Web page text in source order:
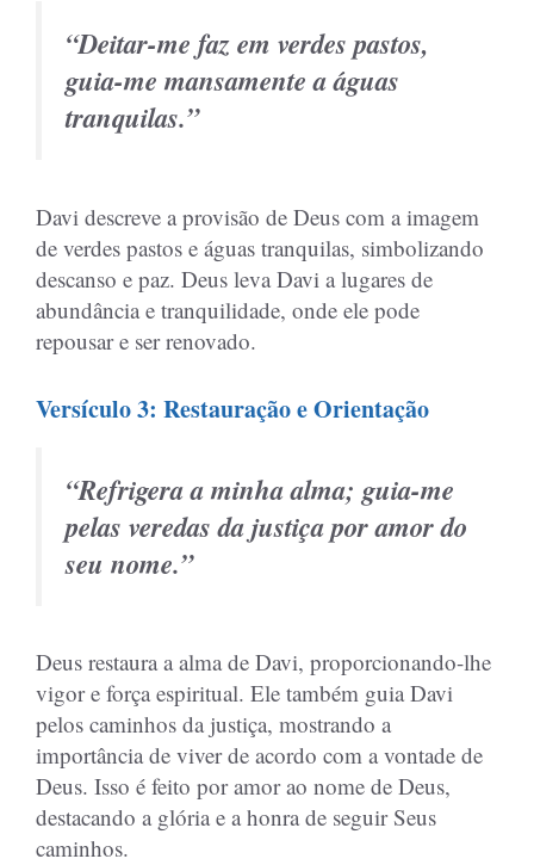
“Deitar-me faz em verdes pastos,
guia-me mansamente a águas
tranquilas.”
Davi descreve a provisão de Deus com a imagem
de verdes pastos e águas tranquilas, simbolizando
descanso e paz. Deus leva Davi a lugares de
abundância e tranquilidade, onde ele pode
repousar e ser renovado.
Versículo 3: Restauração e Orientação
“Refrigera a minha alma; guia-me
pelas veredas da justiça por amor do
seu nome.”
Deus restaura a alma de Davi, proporcionando-lhe
vigor e força espiritual. Ele também guia Davi
pelos caminhos da justiça, mostrando a
importância de viver de acordo com a vontade de
Deus. Isso é feito por amor ao nome de Deus,
destacando a glória e a honra de seguir Seus
caminhos.